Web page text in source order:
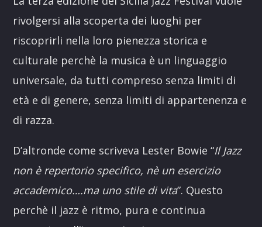
rivolgersi alla scoperta dei luoghi per
riscoprirli nella loro pienezza storica e
culturale perchè la musica è un linguaggio
universale, da tutti compreso senza limiti di
età e di genere, senza limiti di appartenenza e
di razza.
D’altronde come scriveva Lester Bowie “Il Jazz
non è repertorio specifico, nè un esercizio
accademico….ma uno stile di vita”. Questo
perchè il jazz è ritmo, pura e continua